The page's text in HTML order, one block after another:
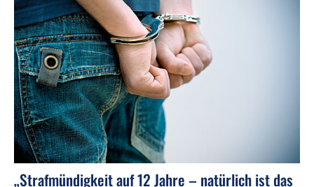
„Strafmündigkeit auf 12 Jahre – natürlich ist das